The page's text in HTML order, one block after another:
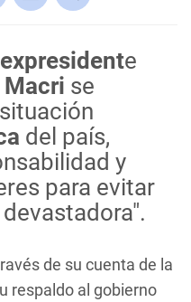
expresidente
se
del país,
y
para evitar
devastadora".
de su cuenta de la
respaldo al gobierno